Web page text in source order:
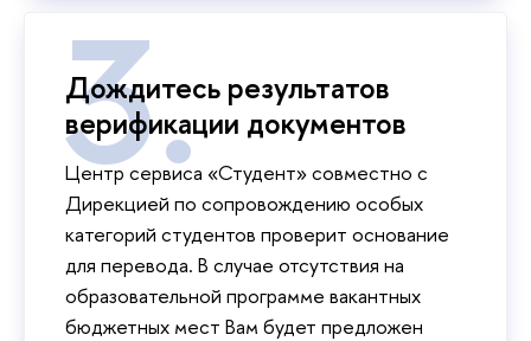
Дождитесь результатов
верификации документов
Центр сервиса «Студент» совместно с
Дирекцией по сопровождению особых
категорий студентов проверит основание
для перевода. В случае отсутствия на
образовательной программе вакантных
бюджетных мест Вам будет предложен